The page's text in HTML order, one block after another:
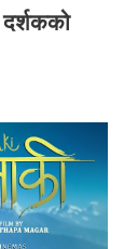
दर्शकको